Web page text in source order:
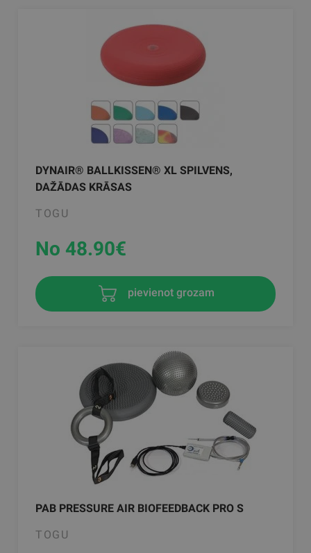
DYNAIR® BALLKISSEN® XL SPILVENS,
DAŽĀDAS KRĀSAS
TOGU
No 48.90€
pievienot grozam
PAB PRESSURE AIR BIOFEEDBACK PRO S
TOGU